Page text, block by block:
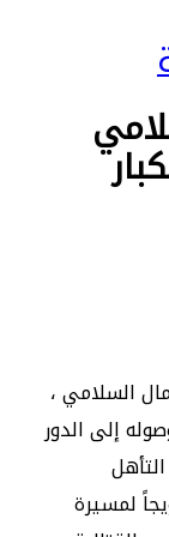
السلامي ،
إلى الدور
لمسيرة